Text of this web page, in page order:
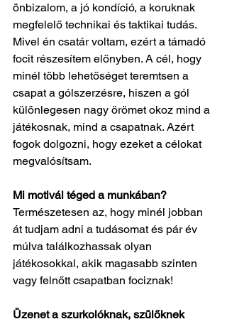
önbizalom, a jó kondíció, a koruknak
megfelelő technikai és taktikai tudás.
Mivel én csatár voltam, ezért a támadó
focit részesítem előnyben. A cél, hogy
minél több lehetőséget teremtsen a
csapat a gólszerzésre, hiszen a gól
különlegesen nagy örömet okoz mind a
játékosnak, mind a csapatnak. Azért
fogok dolgozni, hogy ezeket a célokat
megvalósítsam.
Mi motivál téged a munkában?
Természetesen az, hogy minél jobban
át tudjam adni a tudásomat és pár év
múlva találkozhassak olyan
játékosokkal, akik magasabb szinten
vagy felnőtt csapatban fociznak!
Üzenet a szurkolóknak, szülőknek